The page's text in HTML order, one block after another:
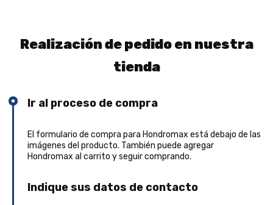
Realización de pedido en nuestra
tienda
Ir al proceso de compra
El formulario de compra para Hondromax está debajo de las
imágenes del producto. También puede agregar
Hondromax al carrito y seguir comprando.
Indique sus datos de contacto